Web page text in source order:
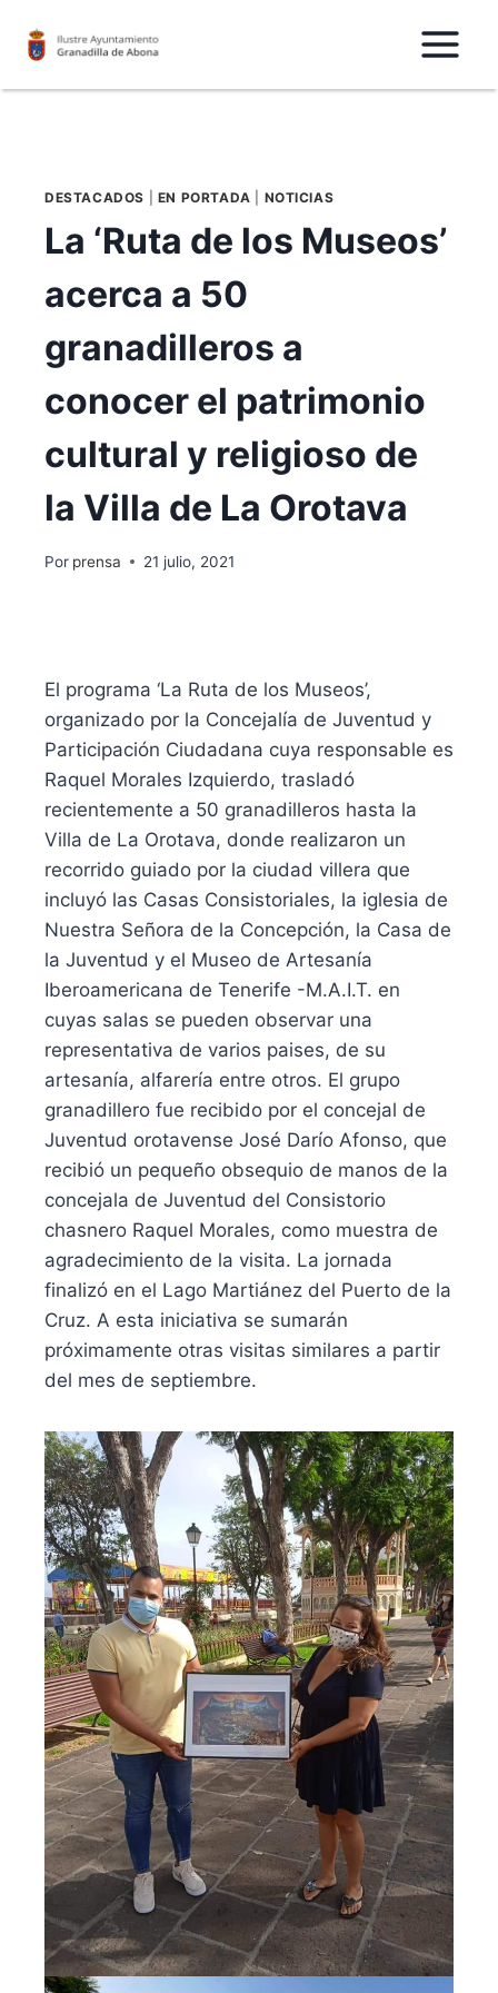
DESTACADOS EN PORTADA NOTICIAS
La ‘Ruta de los Museos’
acerca a 50
granadilleros a
conocer el patrimonio
cultural y religioso de
la Villa de La Orotava
Por prensa 21 julio, 2021
El programa ‘La Ruta de los Museos’,
organizado por la Concejalía de Juventud y
Participación Ciudadana cuya responsable es
Raquel Morales Izquierdo, trasladó
recientemente a 50 granadilleros hasta la
Villa de La Orotava, donde realizaron un
recorrido guiado por la ciudad villera que
incluyó las Casas Consistoriales, la iglesia de
Nuestra Señora de la Concepción, la Casa de
la Juventud y el Museo de Artesanía
Iberoamericana de Tenerife -M.A.I.T. en
cuyas salas se pueden observar una
representativa de varios paises, de su
artesanía, alfarería entre otros. El grupo
granadillero fue recibido por el concejal de
Juventud orotavense José Darío Afonso, que
recibió un pequeño obsequio de manos de la
concejala de Juventud del Consistorio
chasnero Raquel Morales, como muestra de
agradecimiento de la visita. La jornada
finalizó en el Lago Martiánez del Puerto de la
Cruz. A esta iniciativa se sumarán
próximamente otras visitas similares a partir
del mes de septiembre.